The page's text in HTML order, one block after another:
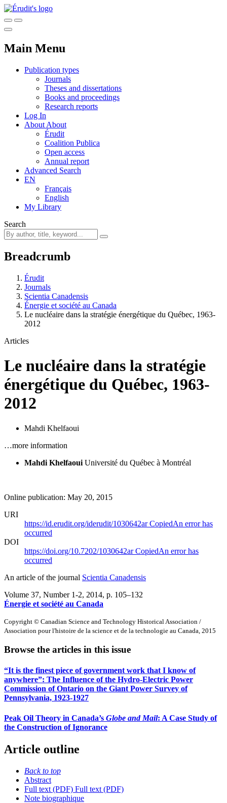
Main Menu
Publication types
Journals
Theses and dissertations
Books and proceedings
Research reports
Log In
About About
Érudit
Coalition Publica
Open access
Annual report
Advanced Search
EN
Français
English
My Library
Search
Breadcrumb
Érudit
Journals
Scientia Canadensis
Énergie et société au Canada
Le nucléaire dans la stratégie énergétique du Québec, 1963-
2012
Articles
Le nucléaire dans la stratégie
énergétique du Québec, 1963-
2012
Mahdi Khelfaoui
…more information
Mahdi Khelfaoui Université du Québec à Montréal
Online publication: May 20, 2015
URI
https://id.erudit.org/iderudit/1030642arCopiedAn error has
occurred
DOI
https://doi.org/10.7202/1030642arCopiedAn error has
occurred
An article of the journal Scientia Canadensis
Volume 37, Number 1-2, 2014, p. 105–132
Énergie et société au Canada
Copyright © Canadian Science and Technology Historical Association /
Association pour l'histoire de la science et de la technologie au Canada, 2015
Browse the articles in this issue
“It is the finest piece of government work that I know of
anywhere”: The Influence of the Hydro-Electric Power
Commission of Ontario on the Giant Power Survey of
Pennsylvania, 1923-1927
Peak Oil Theory in Canada’s Globe and Mail: A Case Study of
the Construction of Ignorance
Article outline
Back to top
Abstract
Full text (PDF) Full text (PDF)
Note biographique